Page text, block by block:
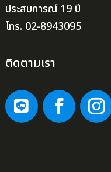
ประสบการณ์ 19 ปี
โทร. 02-8943095
ติดตามเรา